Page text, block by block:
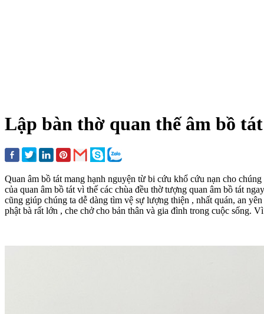
Lập bàn thờ quan thế âm bồ
Quan âm bồ tát mang hạnh nguyện từ bi cứu khổ cứu nạn cho
của quan âm bồ tát vì thế các chùa đều thờ tượng quan âm bồ tát
cũng giúp chúng ta dễ dàng tìm vệ sự lượng thiện , nhất quán, an
phật bà rất lớn , che chở cho bản thân và gia đình trong cuộc sống.